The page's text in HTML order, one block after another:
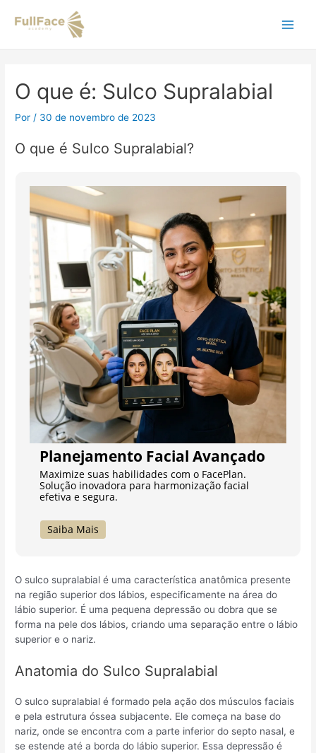
para
O que é: Sulco Supralabial
Por / 30 de novembro de 2023
O que é Sulco Supralabial?
Planejamento Facial Avançado
Maximize suas habilidades com o FacePlan.
Solução inovadora para harmonização facial
efetiva e segura.
Saiba Mais
O sulco supralabial é uma característica anatômica presente
na região superior dos lábios, especificamente na área do
lábio superior. É uma pequena depressão ou dobra que se
forma na pele dos lábios, criando uma separação entre o lábio
superior e o nariz.
Anatomia do Sulco Supralabial
O sulco supralabial é formado pela ação dos músculos faciais
e pela estrutura óssea subjacente. Ele começa na base do
nariz, onde se encontra com a parte inferior do septo nasal, e
se estende até a borda do lábio superior. Essa depressão é
de